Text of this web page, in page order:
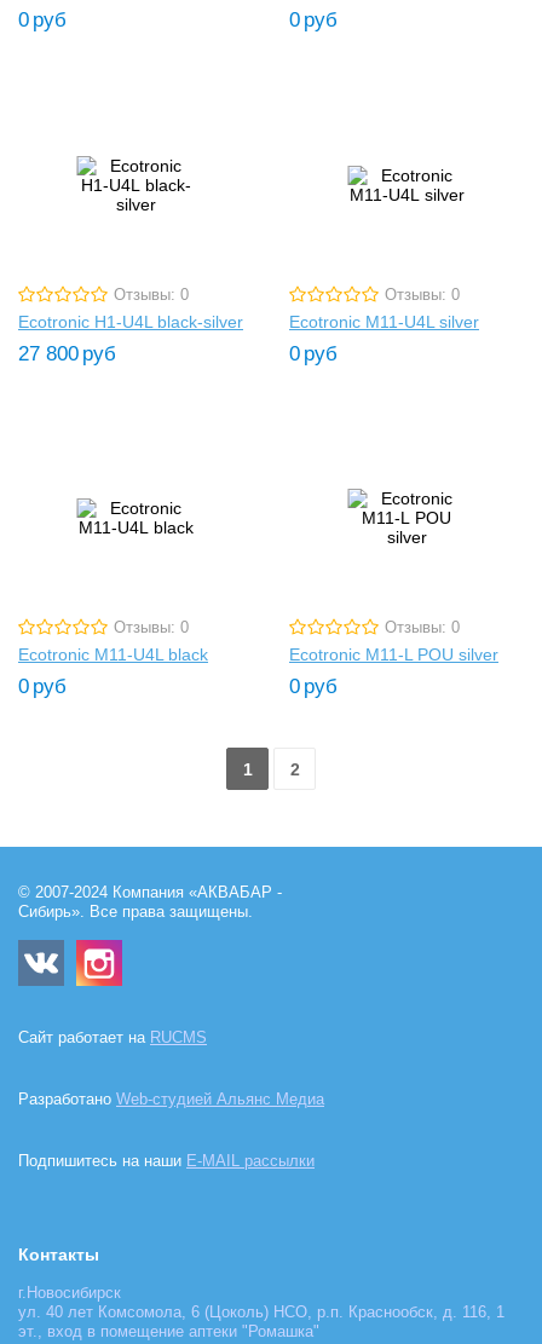
0 руб 0 руб
Отзывы: 0
Ecotronic H1-U4L black-silver
27 800 руб
Отзывы: 0
Ecotronic M11-U4L silver
0 руб
Отзывы: 0
Ecotronic M11-U4L black
0 руб
Отзывы: 0
Ecotronic M11-L POU silver
0 руб
1 2
© 2007-2024 Компания «АКВАБАР -
Сибирь». Все права защищены.
Сайт работает на RUCMS
Разработано Web-студией Альянс Медиа
Подпишитесь на наши E-MAIL рассылки
Контакты
г.Новосибирск
ул. 40 лет Комсомола, 6 (Цоколь) НСО, р.п. Краснообск, д. 116, 1
эт., вход в помещение аптеки "Ромашка"